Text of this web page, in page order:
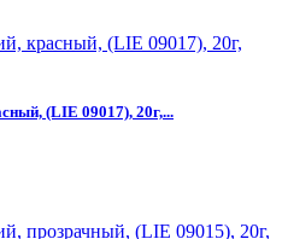
(LIE 09017), 20г,...